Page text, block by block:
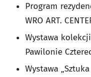
Program
WRO ART.
Wystawa
Pawilonie
Wystawa